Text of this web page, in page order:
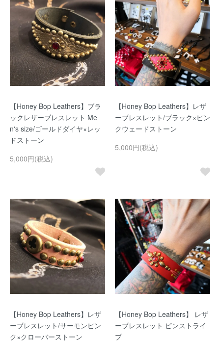
【Honey Bop Leathers】ブラ
ックレザーブレスレット Me
n's size/ゴールドダイヤ×レッ
ドストーン
5,000円(税込)
【Honey Bop Leathers】レザ
ーブレスレット/ブラック×ピン
クウェードストーン
5,000円(税込)
【Honey Bop Leathers】レザ
ーブレスレット/サーモンピン
ク×クローバーストーン
【Honey Bop Leathers】 レザ
ーブレスレット ピンストライ
プ